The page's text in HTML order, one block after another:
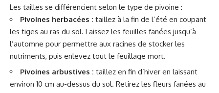
Les tailles se différencient selon le type de pivoine :
Pivoines herbacées : taillez à la fin de l’été en coupant
les tiges au ras du sol. Laissez les feuilles fanées jusqu’à
l’automne pour permettre aux racines de stocker les
nutriments, puis enlevez tout le feuillage mort.
Pivoines arbustives : taillez en fin d’hiver en laissant
environ 10 cm au-dessus du sol. Retirez les fleurs fanées au